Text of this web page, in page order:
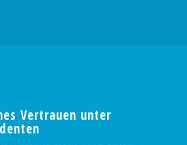
Vertrauen unter